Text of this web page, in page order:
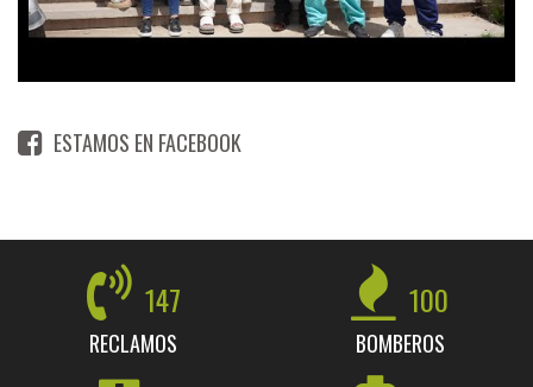
ESTAMOS EN FACEBOOK
147
RECLAMOS
100
BOMBEROS